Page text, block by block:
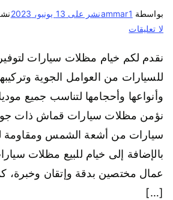
بواسطة ammar1نشر على 13 يونيو، 2023
لا تعليقات
نقدم لكم خيام مظلات سيارات
للسيارات من العوامل الجوية
وأنواعها وأحجامها لتناسب جميع
نؤمن مظلات سيارات قماش ذات
سيارات من أشعة الشمس ومقاومة
بالإضافة إلى خيام للبيع مظلات
عمال مختصين بدقة وإتقان وخبرة،
[…]